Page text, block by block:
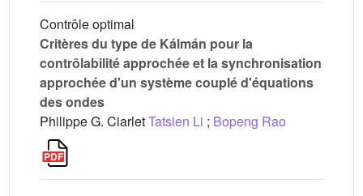
Contrôle optimal
Critères du type de Kálmán pour la
contrôlabilité approchée et la synchronisation
approchée d'un système couplé d'équations
des ondes
Philippe G. CiarletTatsien Li ; Bopeng Rao